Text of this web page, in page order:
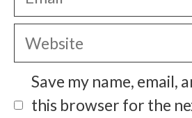
Website
Save my name, email,
this browser for the